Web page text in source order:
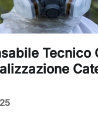
Tecnico